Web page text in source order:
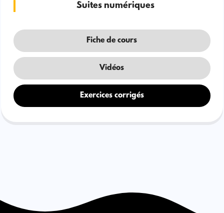
Suites numériques
Fiche de cours
Vidéos
Exercices corrigés